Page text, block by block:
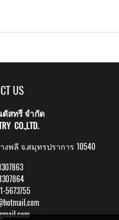
US
สทรี จำกัด
CO.,LTD.
พลี จ.สมุทรปราการ 10540
5673755